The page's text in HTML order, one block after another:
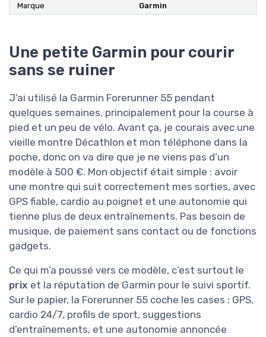
Marque Garmin
Une petite Garmin pour courir
sans se ruiner
J’ai utilisé la Garmin Forerunner 55 pendant
quelques semaines, principalement pour la course à
pied et un peu de vélo. Avant ça, je courais avec une
vieille montre Décathlon et mon téléphone dans la
poche, donc on va dire que je ne viens pas d’un
modèle à 500 €. Mon objectif était simple : avoir
une montre qui suit correctement mes sorties, avec
GPS fiable, cardio au poignet et une autonomie qui
tienne plus de deux entraînements. Pas besoin de
musique, de paiement sans contact ou de fonctions
gadgets.
Ce qui m’a poussé vers ce modèle, c’est surtout le
prix et la réputation de Garmin pour le suivi sportif.
Sur le papier, la Forerunner 55 coche les cases : GPS,
cardio 24/7, profils de sport, suggestions
d’entraînements, et une autonomie annoncée